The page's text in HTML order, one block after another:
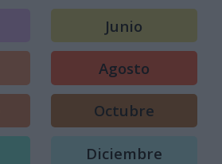
Junio
Agosto
Octubre
Diciembre